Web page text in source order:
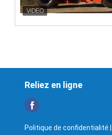
Reliez en ligne
Politique de confidentialité